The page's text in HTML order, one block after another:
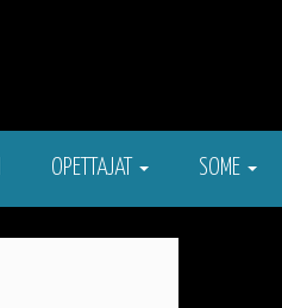
OPETTAJAT SOME